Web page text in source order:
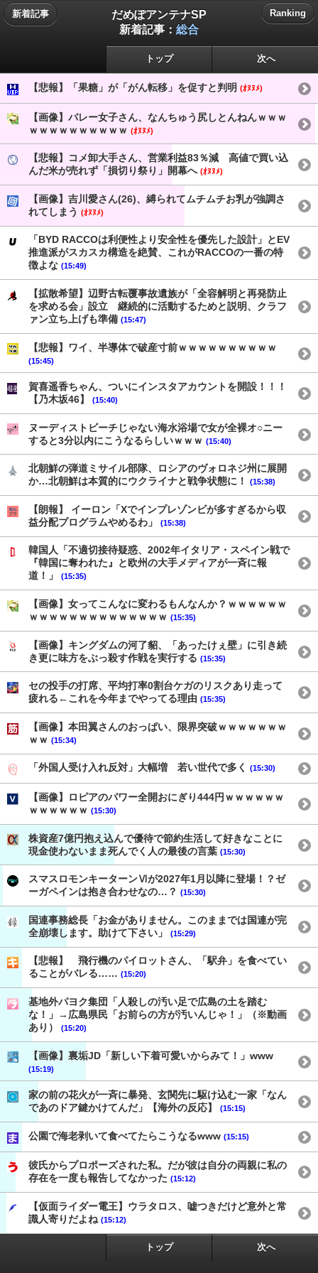
新着記事
だめぽアンテナSP
新着記事： 総合
Ranking
トップ 次へ
【悲報】「果糖」が「がん転移」を促すと判明 (ｵﾇﾇﾒ)
【画像】バレー女子さん、なんちゅう尻しとんねんｗｗｗ
ｗｗｗｗｗｗｗｗｗｗ (ｵﾇﾇﾒ)
【悲報】コメ卸大手さん、営業利益83％減 高値で買い込
んだ米が売れず「損切り祭り」開幕へ (ｵﾇﾇﾒ)
【画像】吉川愛さん(26)、縛られてムチムチお乳が強調さ
れてしまう (ｵﾇﾇﾒ)
「BYD RACCOは利便性より安全性を優先した設計」とEV
推進派がスカスカ構造を絶賛、これがRACCOの一番の特
徴よな (15:49)
【拡散希望】辺野古転覆事故遺族が「全容解明と再発防止
を求める会」設立 継続的に活動するためと説明、クラフ
ァン立ち上げも準備 (15:47)
【悲報】ワイ、半導体で破産寸前ｗｗｗｗｗｗｗｗｗｗ
(15:45)
賀喜遥香ちゃん、ついにインスタアカウントを開設！！！
【乃木坂46】
(15:40)
ヌーディストビーチじゃない海水浴場で女が全裸オ○ニー
すると3分以内にこうなるらしいｗｗｗ (15:40)
北朝鮮の弾道ミサイル部隊、ロシアのヴォロネジ州に展開
か…北朝鮮は本質的にウクライナと戦争状態に！
(15:38)
【朗報】 イーロン「Xでインプレゾンビが多すぎるから収
益分配プログラムやめるわ」
(15:38)
韓国人「不適切接待疑惑、2002年イタリア・スペイン戦で
『韓国に奪われた』と欧州の大手メディアが一斉に報
道！」
(15:35)
【画像】女ってこんなに変わるもんなんか？ｗｗｗｗｗｗ
ｗｗｗｗｗｗｗｗｗｗｗｗｗｗ (15:35)
【画像】キングダムの河了貂、「あったけぇ壁」に引き続
き更に味方をぶっ殺す作戦を実行する (15:35)
セの投手の打席、平均打率0割台ケガのリスクあり走って
疲れる←これを今年までやってる理由 (15:35)
【画像】本田翼さんのおっぱい、限界突破ｗｗｗｗｗｗｗ
ｗｗ (15:34)
「外国人受け入れ反対」大幅増 若い世代で多く (15:30)
【画像】ロピアのパワー全開おにぎり444円ｗｗｗｗｗｗ
ｗｗｗｗｗｗ (15:30)
株資産7億円抱え込んで優待で節約生活して好きなことに
現金使わないまま死んでく人の最後の言葉 (15:30)
スマスロモンキーターンⅥが2027年1月以降に登場！？ゼ
ーガペインは抱き合わせなの…？ (15:30)
国連事務総長「お金がありません。このままでは国連が完
全崩壊します。助けて下さい」
(15:29)
【悲報】 飛行機のパイロットさん、「駅弁」を食べてい
ることがバレる…… (15:20)
基地外パヨク集団「人殺しの汚い足で広島の土を踏む
な！」→広島県民「お前らの方が汚いんじゃ！」（※動画
あり）
(15:20)
【画像】裏垢JD「新しい下着可愛いからみて！」www
(15:19)
家の前の花火が一斉に暴発、玄関先に駆け込む一家「なん
であのドア鍵かけてんだ」【海外の反応】
(15:15)
公園で海老剥いて食べてたらこうなるwww (15:15)
彼氏からプロポーズされた私。だが彼は自分の両親に私の
存在を一度も報告してなかった (15:12)
【仮面ライダー電王】ウラタロス、嘘つきだけど意外と常
識人寄りだよね (15:12)
トップ 次へ